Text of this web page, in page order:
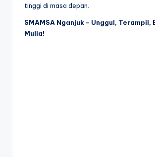
tinggi di masa depan.
SMAMSA Nganjuk – Unggul, Terampil,
Mulia!